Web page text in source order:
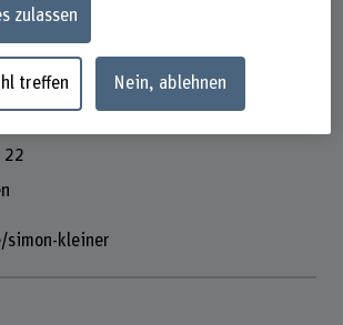
22
simon-kleiner
zulassen
treffen Nein, ablehnen